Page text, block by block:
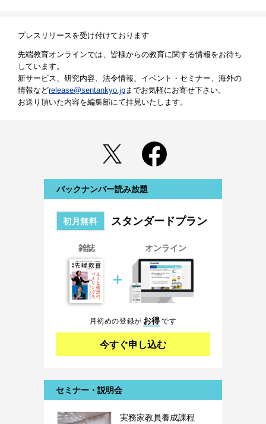
プレスリリースを受け付けております
先端教育オンラインでは、皆様からの教育に関する情報をお待ち
しています。
新サービス、研究内容、法令情報、イベント・セミナー、海外の
情報などrelease@sentankyo.jp までお気軽にお寄せ下さい。
お送り頂いた内容を編集部にて拝見いたします。
バックナンバー読み放題
初月無料 スタンダードプラン
雑誌
＋
オンライン
月初めの登録が お得です
今すぐ申し込む
セミナー・説明会
実務家教員養成課程